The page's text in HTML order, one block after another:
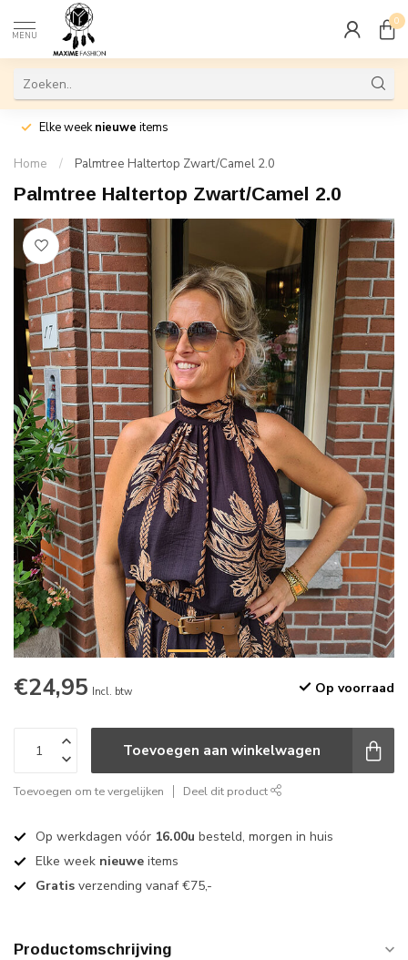
MENU
0
Elke weeknieuwe items
Home / Palmtree Haltertop Zwart/Camel 2.0
Palmtree Haltertop Zwart/Camel 2.0
€24,95 Incl. btw Op voorraad
Toevoegen aan winkelwagen
Toevoegen om te vergelijken Deel dit product
Op werkdagen vóór 16.00u besteld, morgen in huis
Elke week nieuwe items
Gratis verzending vanaf €75,-
Productomschrijving